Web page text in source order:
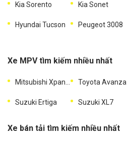
Kia Sorento Kia Sonet
Hyundai Tucson Peugeot 3008
Xe MPV tìm kiếm nhiều nhất
Mitsubishi Xpander Toyota Avanza
Suzuki Ertiga Suzuki XL7
Xe bán tải tìm kiếm nhiều nhất